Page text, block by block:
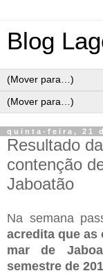
Blog
quinta-feira, 21
Resultado
contenção
Jaboatão
Na semana
acredita que as
mar de
semestre de